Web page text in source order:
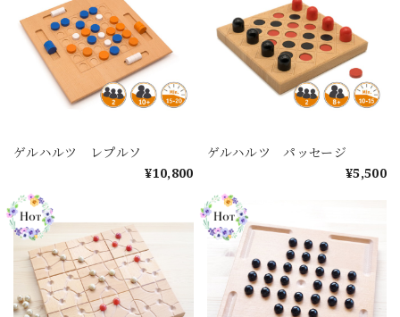
ゲルハルツ レプルソ
¥10,800
ゲルハルツ パッセージ
¥5,500